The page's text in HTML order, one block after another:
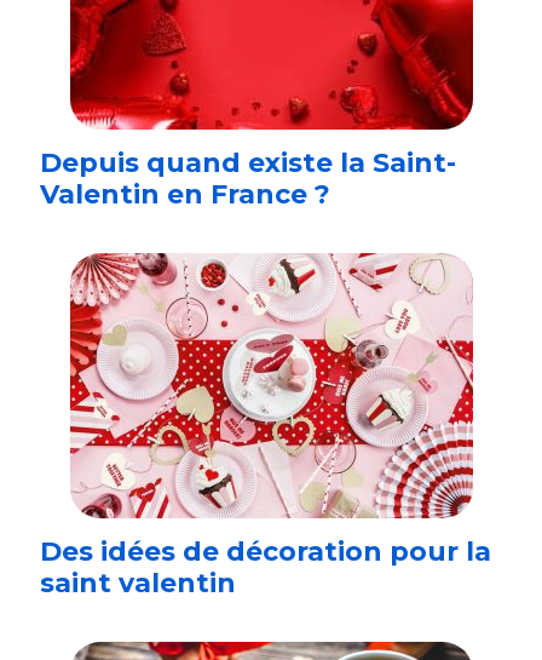
Depuis quand existe la Saint-
Valentin en France ?
Des idées de décoration pour la
saint valentin